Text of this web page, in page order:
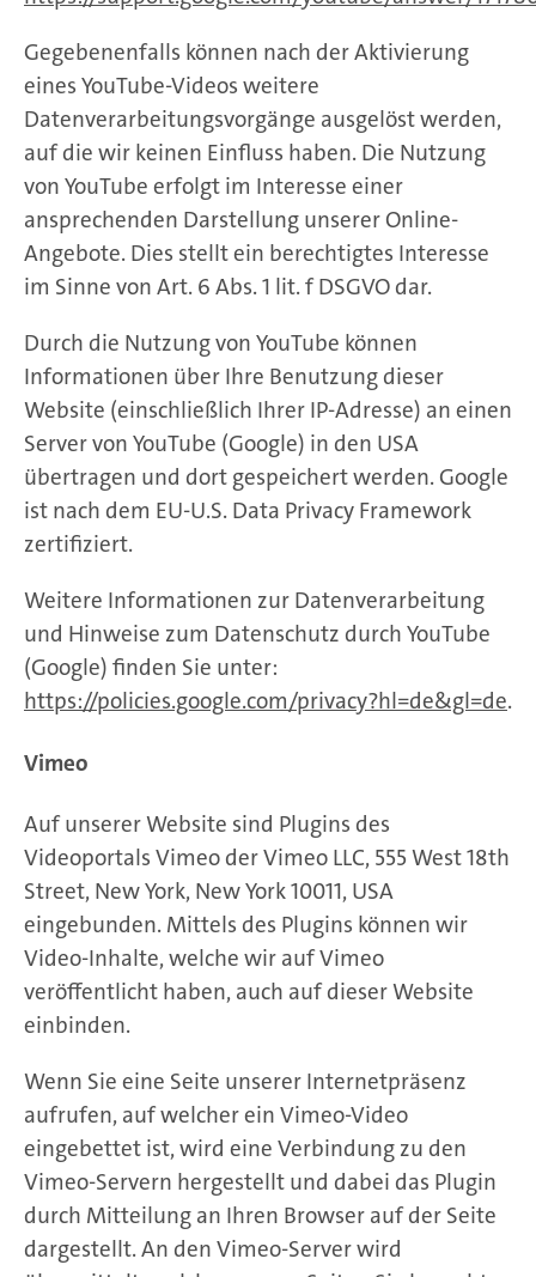
Gegebenenfalls können nach der Aktivierung
eines YouTube-Videos weitere
Datenverarbeitungsvorgänge ausgelöst werden,
auf die wir keinen Einfluss haben. Die Nutzung
von YouTube erfolgt im Interesse einer
ansprechenden Darstellung unserer Online-
Angebote. Dies stellt ein berechtigtes Interesse
im Sinne von Art. 6 Abs. 1 lit. f DSGVO dar.
Durch die Nutzung von YouTube können
Informationen über Ihre Benutzung dieser
Website (einschließlich Ihrer IP-Adresse) an einen
Server von YouTube (Google) in den USA
übertragen und dort gespeichert werden. Google
ist nach dem EU-U.S. Data Privacy Framework
zertifiziert.
Weitere Informationen zur Datenverarbeitung
und Hinweise zum Datenschutz durch YouTube
(Google) finden Sie unter:
https://policies.google.com/privacy?hl=de&gl=de.
Vimeo
Auf unserer Website sind Plugins des
Videoportals Vimeo der Vimeo LLC, 555 West 18th
Street, New York, New York 10011, USA
eingebunden. Mittels des Plugins können wir
Video-Inhalte, welche wir auf Vimeo
veröffentlicht haben, auch auf dieser Website
einbinden.
Wenn Sie eine Seite unserer Internetpräsenz
aufrufen, auf welcher ein Vimeo-Video
eingebettet ist, wird eine Verbindung zu den
Vimeo-Servern hergestellt und dabei das Plugin
durch Mitteilung an Ihren Browser auf der Seite
dargestellt. An den Vimeo-Server wird